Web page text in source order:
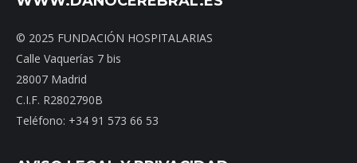
© 2025 FUNDACIÓN HOSPITALARIAS
Calle Vaquerías 7 bis
28007 Madrid
C.I.F. R2802790B
Teléfono: +34 91 573 66 53